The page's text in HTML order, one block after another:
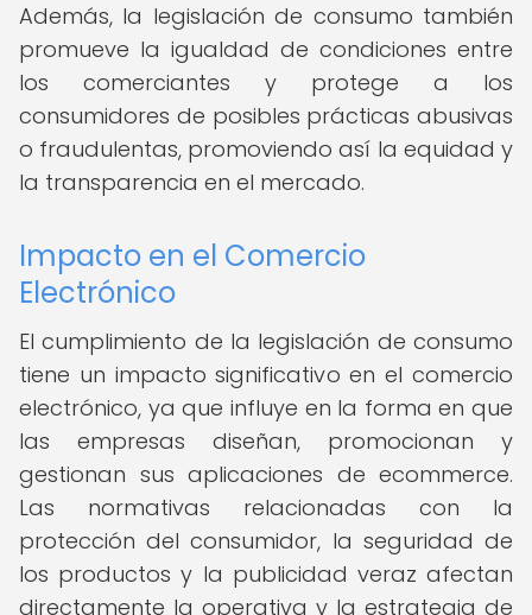
Además, la legislación de consumo también
promueve la igualdad de condiciones entre
los comerciantes y protege a los
consumidores de posibles prácticas abusivas
o fraudulentas, promoviendo así la equidad y
la transparencia en el mercado.
Impacto en el Comercio
Electrónico
El cumplimiento de la legislación de consumo
tiene un impacto significativo en el comercio
electrónico, ya que influye en la forma en que
las empresas diseñan, promocionan y
gestionan sus aplicaciones de ecommerce.
Las normativas relacionadas con la
protección del consumidor, la seguridad de
los productos y la publicidad veraz afectan
directamente la operativa y la estrategia de